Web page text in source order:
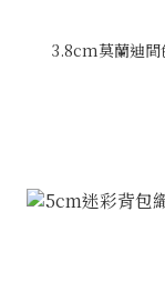
3.8cm莫蘭迪間